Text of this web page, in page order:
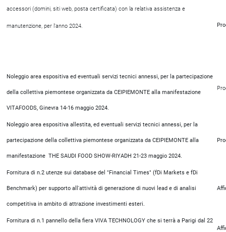
accessori (domini, siti web, posta certificata) con la relativa assistenza e
manutenzione, per l'anno 2024.
Noleggio area espositiva ed eventuali servizi tecnici annessi, per la partecipazione
della collettiva piemontese organizzata da CEIPIEMONTE alla manifestazione
VITAFOODS, Ginevra 14-16 maggio 2024.
Noleggio area espositiva allestita, ed eventuali servizi tecnici annessi, per la
partecipazione della collettiva piemontese organizzata da CEIPIEMONTE alla
manifestazione THE SAUDI FOOD SHOW-RIYADH 21-23 maggio 2024.
Fornitura di n.2 utenze sui database del "Financial Times" (fDi Markets e fDi
Benchmark) per supporto all'attività di generazione di nuovi lead e di analisi
competitiva in ambito di attrazione investimenti esteri.
Fornitura di n.1 pannello della fiera VIVA TECHNOLOGY che si terrà a Parigi dal 22